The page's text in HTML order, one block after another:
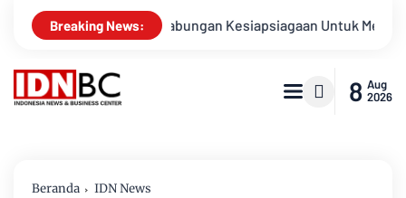
Breaking News:
Apel Gabungan Kesiapsiagaan Untuk Menanggulangi
8 Aug
2026
Beranda IDN News